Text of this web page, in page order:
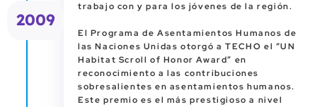
trabajo con y para los jóvenes de la región.
El Programa de Asentamientos Humanos de
las Naciones Unidas otorgó a TECHO el “UN
Habitat Scroll of Honor Award” en
reconocimiento a las contribuciones
sobresalientes en asentamientos humanos.
Este premio es el más prestigioso a nivel
2009